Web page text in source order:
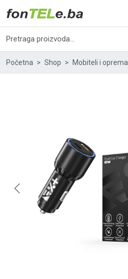
Početna Shop Mobiteli i oprema